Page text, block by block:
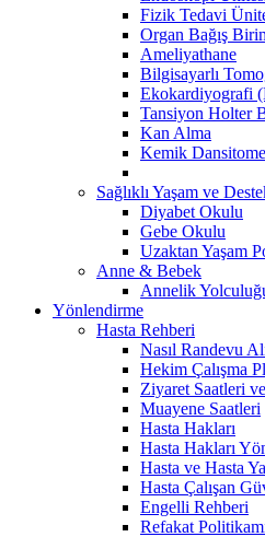
Fizik Tedavi
Organ Bağış
Ameliyathane
Bilgisayarlı
Ekokardiyografi
Tansiyon Holter
Kan Alma
Kemik
Sağlıklı Yaşam ve
Diyabet Okulu
Gebe Okulu
Uzaktan Yaşam
Anne & Bebek
Annelik
Yönlendirme
Hasta Rehberi
Nasıl Randevu
Hekim Çalışma
Ziyaret Saatleri
Muayene Saatleri
Hasta Hakları
Hasta Hakları
Hasta ve Hasta
Hasta Çalışan
Engelli Rehberi
Refakat